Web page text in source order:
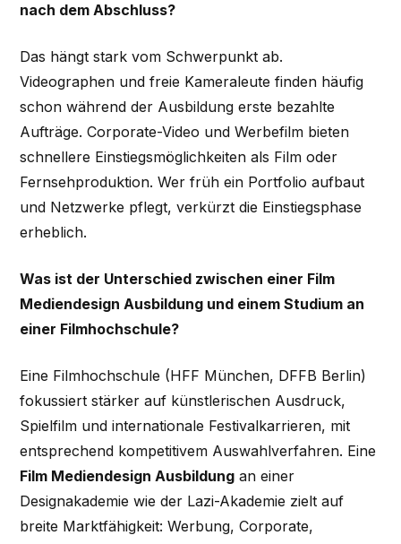
nach dem Abschluss?
Das hängt stark vom Schwerpunkt ab.
Videographen und freie Kameraleute finden häufig
schon während der Ausbildung erste bezahlte
Aufträge. Corporate-Video und Werbefilm bieten
schnellere Einstiegsmöglichkeiten als Film oder
Fernsehproduktion. Wer früh ein Portfolio aufbaut
und Netzwerke pflegt, verkürzt die Einstiegsphase
erheblich.
Was ist der Unterschied zwischen einer Film
Mediendesign Ausbildung und einem Studium an
einer Filmhochschule?
Eine Filmhochschule (HFF München, DFFB Berlin)
fokussiert stärker auf künstlerischen Ausdruck,
Spielfilm und internationale Festivalkarrieren, mit
entsprechend kompetitivem Auswahlverfahren. Eine
Film Mediendesign Ausbildung an einer
Designakademie wie der Lazi-Akademie zielt auf
breite Marktfähigkeit: Werbung, Corporate,